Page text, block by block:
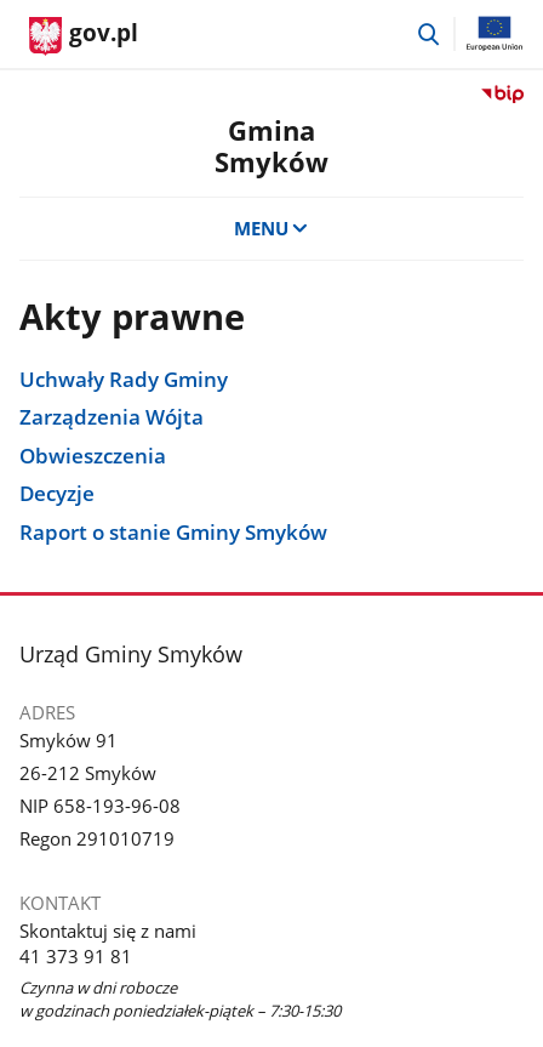
gov.pl
przejdź
Przejdź
Gmina
Smyków
MENU
Akty prawne
Uchwały Rady Gminy
Zarządzenia Wójta
Obwieszczenia
Decyzje
Raport o stanie Gminy Smyków
stopka
Urząd Gminy Smyków
ADRES
Smyków 91
26-212 Smyków
NIP 658-193-96-08
Regon 291010719
KONTAKT
Skontaktuj się z nami
41 373 91 81
Czynna w dni robocze
w godzinach poniedziałek-piątek – 7:30-15:30